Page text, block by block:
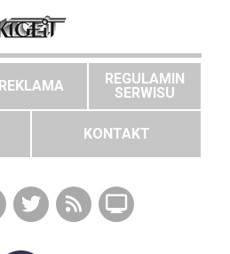
REKLAMA
REGULAMIN
SERWISU
KONTAKT